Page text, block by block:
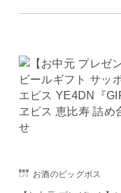
お酒のビッグボス